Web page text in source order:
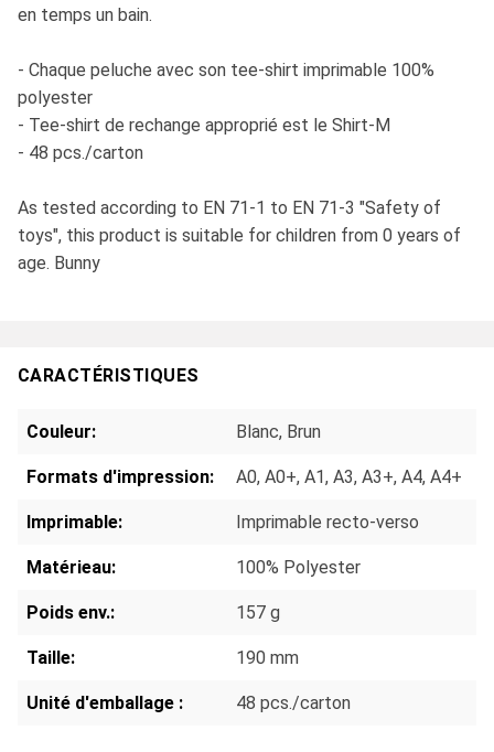
en temps un bain.
- Chaque peluche avec son tee-shirt imprimable 100%
polyester
- Tee-shirt de rechange approprié est le Shirt-M
- 48 pcs./carton
As tested according to EN 71-1 to EN 71-3 "Safety of
toys", this product is suitable for children from 0 years of
age. Bunny
CARACTÉRISTIQUES
Couleur: Blanc, Brun
Formats d'impression: A0, A0+, A1, A3, A3+, A4, A4+
Imprimable: Imprimable recto-verso
Matérieau: 100% Polyester
Poids env.: 157 g
Taille: 190 mm
Unité d'emballage : 48 pcs./carton